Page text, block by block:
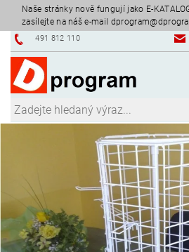
Naše stránky nově fungují jako E-
zasílejte na náš e-mail
491 812 110